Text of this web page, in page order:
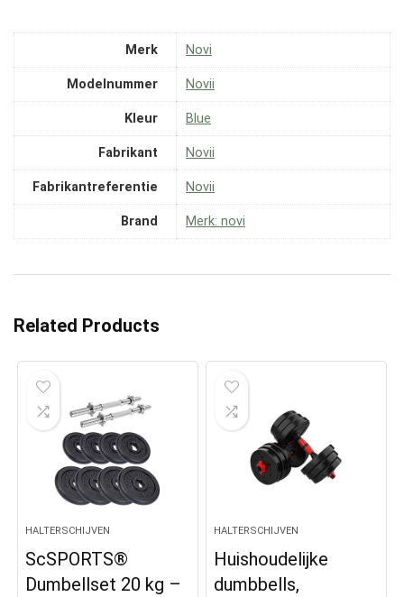
Merk ‎Novi
Modelnummer ‎Novii
Kleur ‎Blue
Fabrikant ‎Novii
Fabrikantreferentie ‎Novii
Brand Merk: novi
Related Products
HALTERSCHIJVEN
ScSPORTS®
Dumbellset 20 kg –
HALTERSCHIJVEN
Huishoudelijke
dumbbells,